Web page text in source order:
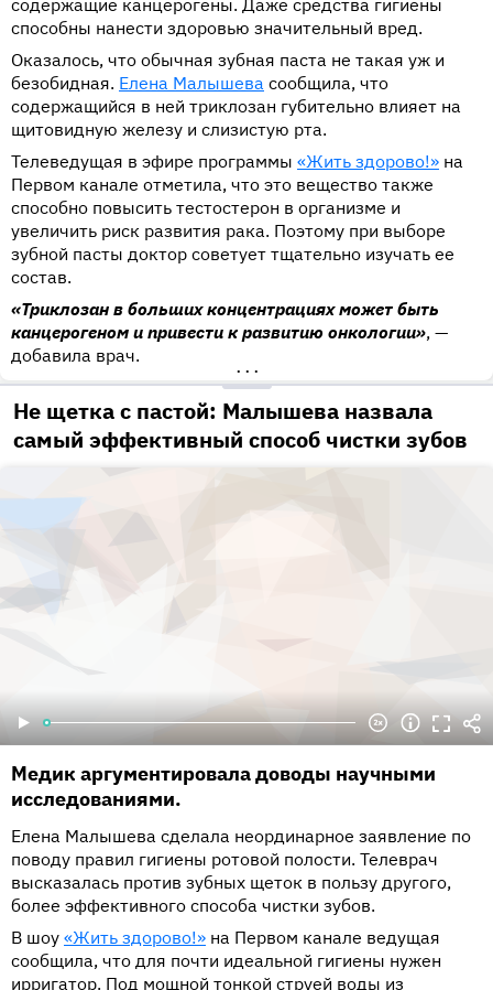
содержащие канцерогены. Даже средства гигиены
способны нанести здоровью значительный вред.
Оказалось, что обычная зубная паста не такая уж и
безобидная. Елена Малышева сообщила, что
содержащийся в ней триклозан губительно влияет на
щитовидную железу и слизистую рта.
Телеведущая в эфире программы «Жить здорово!» на
Первом канале отметила, что это вещество также
способно повысить тестостерон в организме и
увеличить риск развития рака. Поэтому при выборе
зубной пасты доктор советует тщательно изучать ее
состав.
«Триклозан в больших концентрациях может быть
канцерогеном и привести к развитию онкологии», —
добавила врач.
•••
Не щетка с пастой: Малышева назвала
самый эффективный способ чистки зубов
Медик аргументировала доводы научными
исследованиями.
Елена Малышева сделала неординарное заявление по
поводу правил гигиены ротовой полости. Телеврач
высказалась против зубных щеток в пользу другого,
более эффективного способа чистки зубов.
В шоу «Жить здорово!» на Первом канале ведущая
сообщила, что для почти идеальной гигиены нужен
ирригатор. Под мощной тонкой струей воды из